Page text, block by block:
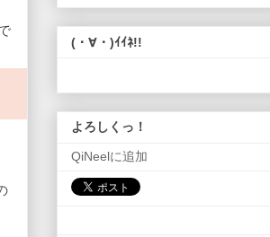
(・∀・)ｲｲﾈ!!
よろしくっ！
QiNeelに追加